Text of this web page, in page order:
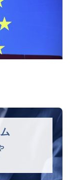
導入に関する